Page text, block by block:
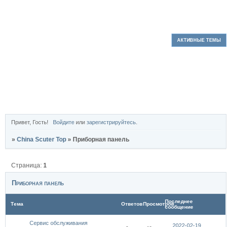
АКТИВНЫЕ ТЕМЫ
Привет, Гость! Войдитеили зарегистрируйтесь.
»China Scuter Top »Приборная панель
Приборная панель
Страница:1
Тема ОтветовПросмотровПоследнее
сообщение
Сервис обслуживания
2022-02-19